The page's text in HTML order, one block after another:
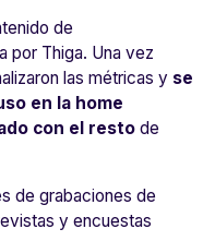
de
por Thiga. Una vez
las métricas y se
en la home
con el resto de
de grabaciones de
y encuestas